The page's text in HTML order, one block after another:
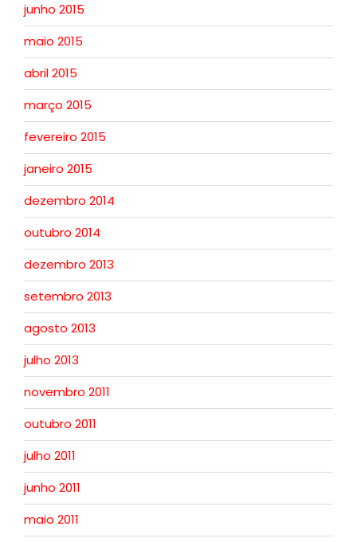
junho 2015
maio 2015
abril 2015
março 2015
fevereiro 2015
janeiro 2015
dezembro 2014
outubro 2014
dezembro 2013
setembro 2013
agosto 2013
julho 2013
novembro 2011
outubro 2011
julho 2011
junho 2011
maio 2011